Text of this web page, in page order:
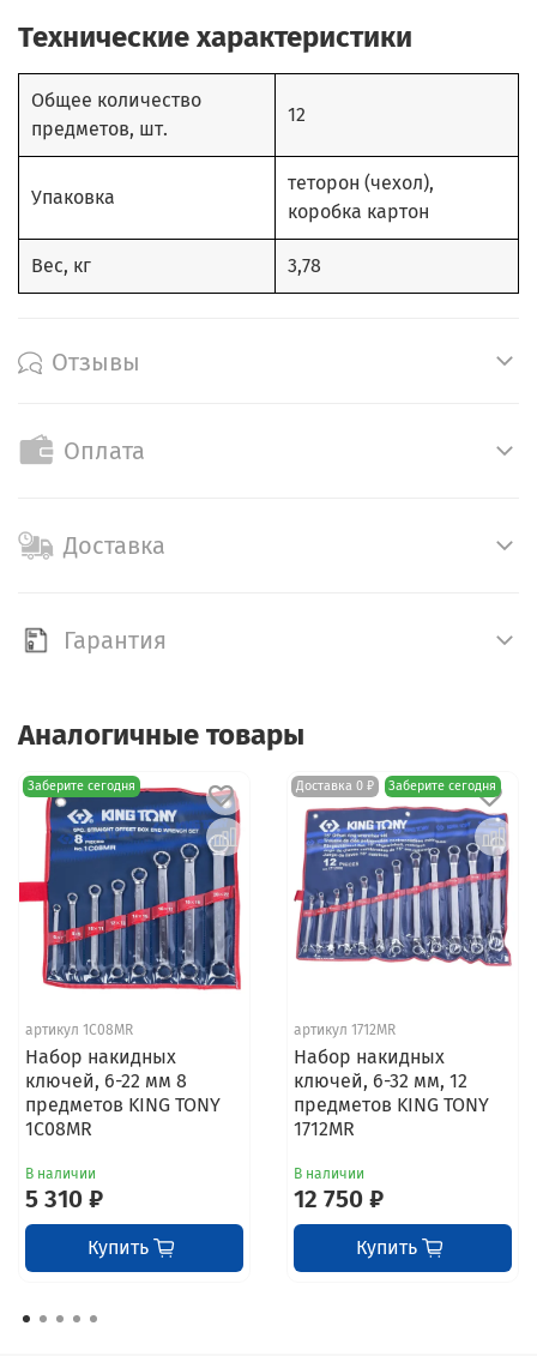
Технические характеристики
Общее количество
предметов, шт.
12
Упаковка
теторон (чехол),
коробка картон
Вес, кг 3,78
Отзывы
Оплата
Доставка
Гарантия
Аналогичные товары
Заберите сегодня
артикул 1C08MR
Набор накидных
ключей, 6-22 мм 8
предметов KING TONY
1C08MR
В наличии
5 310 ₽
Купить
Доставка 0 ₽ Заберите сегодня
артикул 1712MR
Набор накидных
ключей, 6-32 мм, 12
предметов KING TONY
1712MR
В наличии
12 750 ₽
Купить